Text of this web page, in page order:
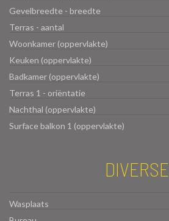
Gevelbreedte - breedte
Terras - aantal
Woonkamer (oppervlakte)
Keuken (oppervlakte)
Badkamer (oppervlakte)
Terras 1 - oriëntatie
Nachthal (oppervlakte)
Surface balkon 1 (oppervlakte)
DIVERSE
Wasplaats